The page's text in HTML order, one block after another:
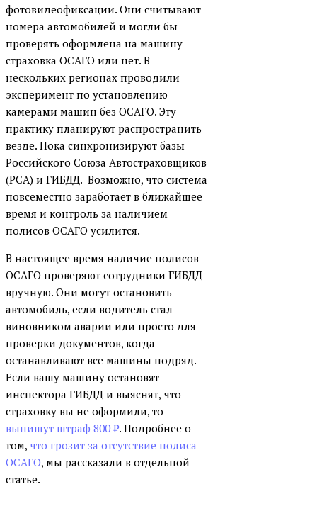
фотовидеофиксации. Они считывают
номера автомобилей и могли бы
проверять оформлена на машину
страховка ОСАГО или нет. В
нескольких регионах проводили
эксперимент по установлению
камерами машин без ОСАГО. Эту
практику планируют распространить
везде. Пока синхронизируют базы
Российского Союза Автостраховщиков
(РСА) и ГИБДД. Возможно, что система
повсеместно заработает в ближайшее
время и контроль за наличием
полисов ОСАГО усилится.
В настоящее время наличие полисов
ОСАГО проверяют сотрудники ГИБДД
вручную. Они могут остановить
автомобиль, если водитель стал
виновником аварии или просто для
проверки документов, когда
останавливают все машины подряд.
Если вашу машину остановят
инспектора ГИБДД и выяснят, что
страховку вы не оформили, то
выпишут штраф 800 ₽. Подробнее о
том, что грозит за отсутствие полиса
ОСАГО, мы рассказали в отдельной
статье.